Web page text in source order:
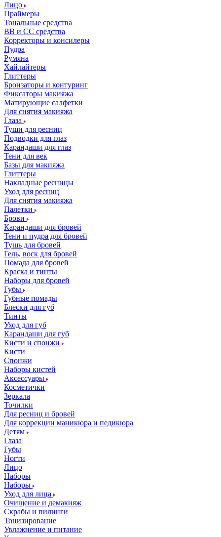
Лицо
Праймеры
Тональные средства
ВВ и СС средства
Корректоры и консилеры
Пудра
Румяна
Хайлайтеры
Глиттеры
Бронзаторы и контуринг
Фиксаторы макияжа
Матирующие салфетки
Для снятия макияжа
Глаза
Туши для ресниц
Подводки для глаз
Карандаши для глаз
Тени для век
Базы для макияжа
Глиттеры
Накладные ресницы
Уход для ресниц
Для снятия макияжа
Палетки
Брови
Карандаши для бровей
Тени и пудра для бровей
Тушь для бровей
Гель, воск для бровей
Помада для бровей
Краска и тинты
Наборы для бровей
Губы
Губные помады
Блески для губ
Тинты
Уход для губ
Карандаши для губ
Кисти и спонжи
Кисти
Спонжи
Наборы кистей
Аксессуары
Косметички
Зеркала
Точилки
Для ресниц и бровей
Для коррекции маникюра и педикюра
Детям
Глаза
Губы
Ногти
Лицо
Наборы
Наборы
Уход для лица
Очищение и демакияж
Скрабы и пилинги
Тонизирование
Увлажнение и питание